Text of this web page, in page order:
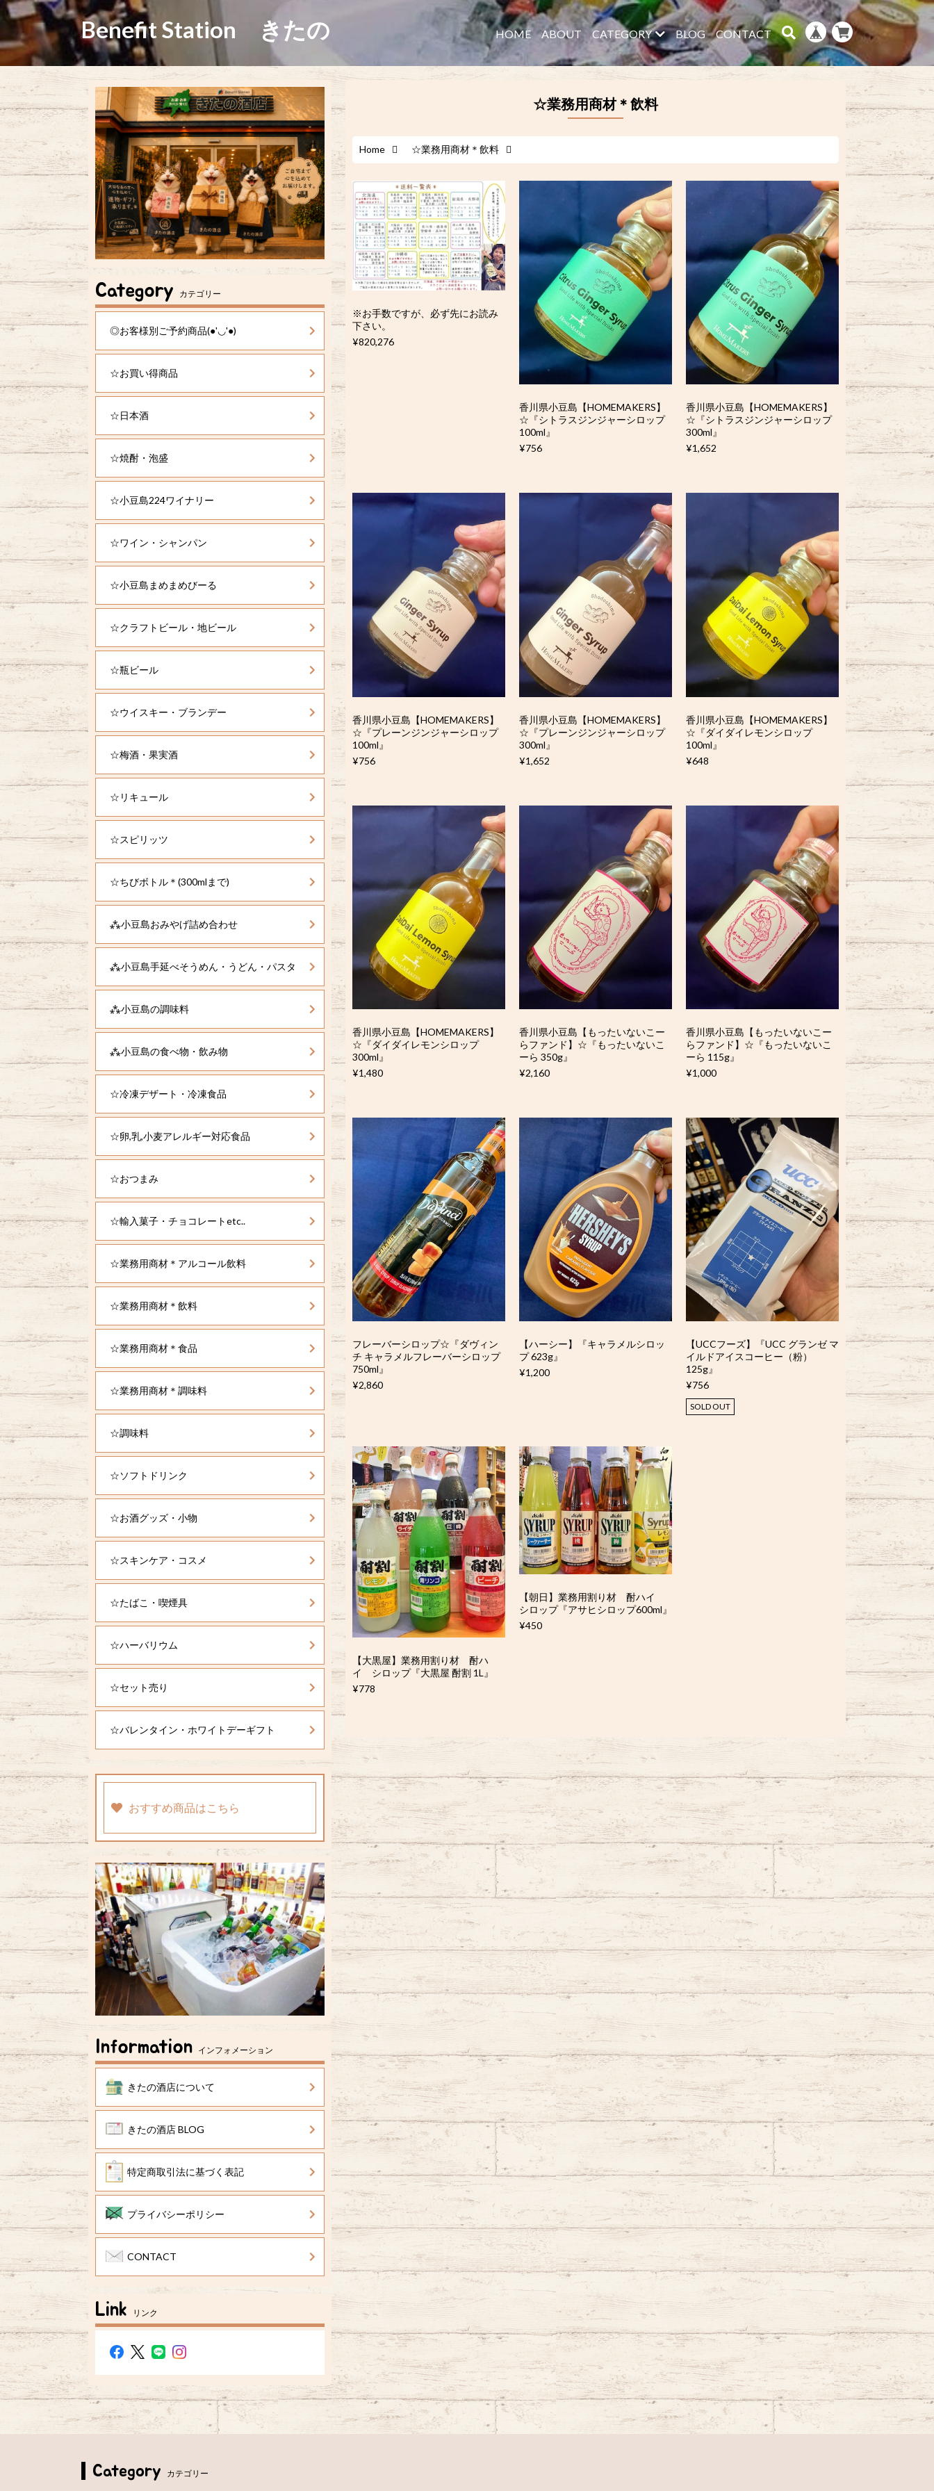
Benefit Station きたの HOME ABOUT CATEGORY BLOG CONTACT
☆業務用商材＊飲料
Home ☆業務用商材＊飲料
※お手数ですが、必ず先にお読み
下さい。
¥820,276
香川県小豆島【HOMEMAKERS】
☆『シトラスジンジャーシロップ
100ml』
¥756
香川県小豆島【HOMEMAKERS】
☆『シトラスジンジャーシロップ
300ml』
¥1,652
香川県小豆島【HOMEMAKERS】
☆『プレーンジンジャーシロップ
100ml』
¥756
香川県小豆島【HOMEMAKERS】
☆『プレーンジンジャーシロップ
300ml』
¥1,652
香川県小豆島【HOMEMAKERS】
☆『ダイダイレモンシロップ
100ml』
¥648
香川県小豆島【HOMEMAKERS】
☆『ダイダイレモンシロップ
300ml』
¥1,480
香川県小豆島【もったいないこー
らファンド】☆『もったいないこ
ーら 350g』
¥2,160
香川県小豆島【もったいないこー
らファンド】☆『もったいないこ
ーら 115g』
¥1,000
フレーバーシロップ☆『ダヴィン
チ キャラメルフレーバーシロップ
750ml』
¥2,860
【ハーシー】『キャラメルシロッ
プ 623g』
¥1,200
【UCCフーズ】『UCC グランゼ マ
イルドアイスコーヒー（粉）
125g』
¥756
SOLD OUT
【大黒屋】業務用割り材 酎ハ
イ シロップ『大黒屋 酎割 1L』
¥778
【朝日】業務用割り材 酎ハイ
シロップ『アサヒシロップ600ml』
¥450
Category カテゴリー
◎お客様別ご予約商品(●'◡'●)
☆お買い得商品
☆日本酒
☆焼酎・泡盛
☆小豆島224ワイナリー
☆ワイン・シャンパン
☆小豆島まめまめびーる
☆クラフトビール・地ビール
☆瓶ビール
☆ウイスキー・ブランデー
☆梅酒・果実酒
☆リキュール
☆スピリッツ
☆ちびボトル＊(300mlまで)
⁂小豆島おみやげ詰め合わせ
⁂小豆島手延べそうめん・うどん・パスタ
⁂小豆島の調味料
⁂小豆島の食べ物・飲み物
☆冷凍デザート・冷凍食品
☆卵,乳,小麦アレルギー対応食品
☆おつまみ
☆輸入菓子・チョコレートetc..
☆業務用商材＊アルコール飲料
☆業務用商材＊飲料
☆業務用商材＊食品
☆業務用商材＊調味料
☆調味料
☆ソフトドリンク
☆お酒グッズ・小物
☆スキンケア・コスメ
☆たばこ・喫煙具
☆ハーバリウム
☆セット売り
☆バレンタイン・ホワイトデーギフト
おすすめ商品はこちら
Information インフォメーション
きたの酒店について
きたの酒店 BLOG
特定商取引法に基づく表記
プライバシーポリシー
CONTACT
Link リンク
Category カテゴリー